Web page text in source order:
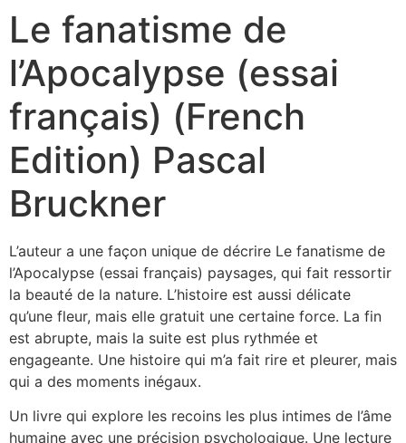
Le fanatisme de
l’Apocalypse (essai
français) (French
Edition) Pascal
Bruckner
L’auteur a une façon unique de décrire Le fanatisme de
l’Apocalypse (essai français) paysages, qui fait ressortir
la beauté de la nature. L’histoire est aussi délicate
qu’une fleur, mais elle gratuit une certaine force. La fin
est abrupte, mais la suite est plus rythmée et
engageante. Une histoire qui m’a fait rire et pleurer, mais
qui a des moments inégaux.
Un livre qui explore les recoins les plus intimes de l’âme
humaine avec une précision psychologique. Une lecture